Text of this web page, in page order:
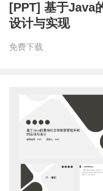
[PPT] 基于Java
设计与实现
免费下载